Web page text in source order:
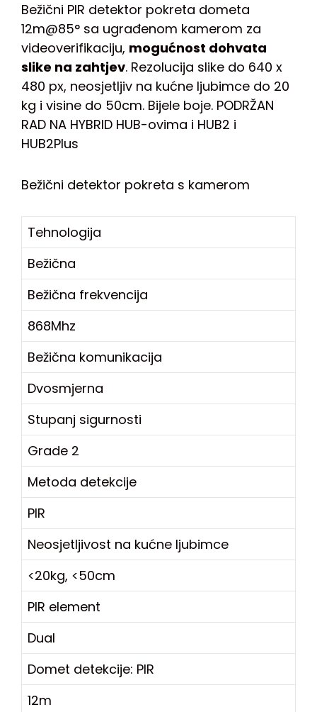
Bežični PIR detektor pokreta dometa
12m@85° sa ugrađenom kamerom za
videoverifikaciju, mogućnost dohvata
slike na zahtjev. Rezolucija slike do 640 x
480 px, neosjetljiv na kućne ljubimce do 20
kg i visine do 50cm. Bijele boje. PODRŽAN
RAD NA HYBRID HUB-ovima i HUB2 i
HUB2Plus
Bežični detektor pokreta s kamerom
Tehnologija
Bežična
Bežična frekvencija
868Mhz
Bežična komunikacija
Dvosmjerna
Stupanj sigurnosti
Grade 2
Metoda detekcije
PIR
Neosjetljivost na kućne ljubimce
<20kg, <50cm
PIR element
Dual
Domet detekcije: PIR
12m